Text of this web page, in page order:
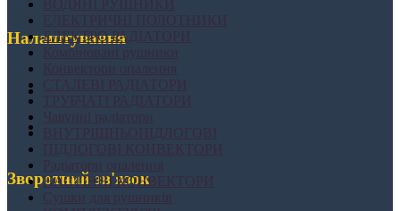
Налаштування
Зворотний зв'язок
ЕЛЕКТРО РАДІАТОРИ
Комбіновані рушники
НАСТІННІ КОНВЕКТОРИ